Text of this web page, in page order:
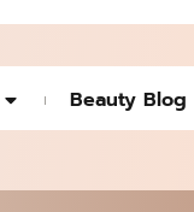
Beauty Blog